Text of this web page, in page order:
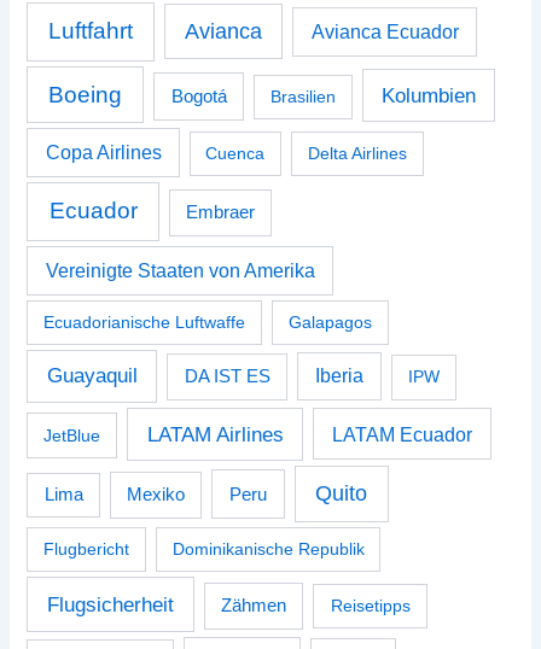
Luftfahrt Avianca Avianca Ecuador
Boeing Bogotá Brasilien Kolumbien
Copa Airlines Cuenca Delta Airlines
Ecuador Embraer
Vereinigte Staaten von Amerika
Ecuadorianische Luftwaffe Galapagos
Guayaquil DA IST ES Iberia IPW
JetBlue LATAM Airlines LATAM Ecuador
Lima Mexiko Peru Quito
Flugbericht Dominikanische Republik
Flugsicherheit Zähmen Reisetipps